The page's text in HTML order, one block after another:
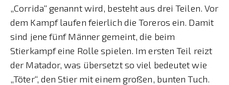
„Corrida“ genannt wird, besteht aus drei Teilen. Vor
dem Kampf laufen feierlich die Toreros ein. Damit
sind jene fünf Männer gemeint, die beim
Stierkampf eine Rolle spielen. Im ersten Teil reizt
der Matador, was übersetzt so viel bedeutet wie
„Töter“, den Stier mit einem großen, bunten Tuch.